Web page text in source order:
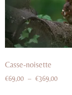
Casse-noisette
€69,00 – €369,00